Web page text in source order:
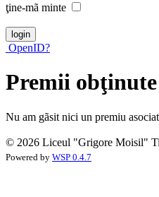
ţine-mã minte
OpenID?
Premii
Nu am gãsit nici un premiu
© 2026 Liceul "Grigore Moisil"
Powered by WSP 0.4.7